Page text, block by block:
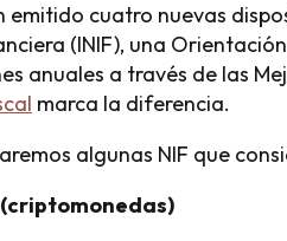
emitido cuatro nuevas
(INIF), una
anuales a través de las
marca la diferencia.
algunas NIF que